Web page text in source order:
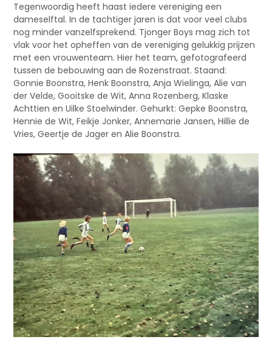
Tegenwoordig heeft haast iedere vereniging een
dameselftal. In de tachtiger jaren is dat voor veel clubs
nog minder vanzelfsprekend. Tjonger Boys mag zich tot
vlak voor het opheffen van de vereniging gelukkig prijzen
met een vrouwenteam. Hier het team, gefotografeerd
tussen de bebouwing aan de Rozenstraat. Staand:
Gonnie Boonstra, Henk Boonstra, Anja Wielinga, Alie van
der Velde, Gooitske de Wit, Anna Rozenberg, Klaske
Achttien en Uilke Stoelwinder. Gehurkt: Gepke Boonstra,
Hennie de Wit, Feikje Jonker, Annemarie Jansen, Hillie de
Vries, Geertje de Jager en Alie Boonstra.